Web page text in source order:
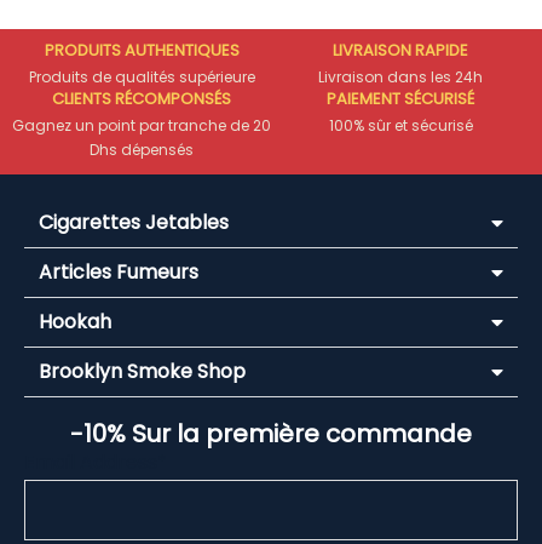
PRODUITS AUTHENTIQUES
Produits de qualités supérieure
LIVRAISON RAPIDE
Livraison dans les 24h
CLIENTS RÉCOMPONSÉS
Gagnez un point par tranche de 20
Dhs dépensés
PAIEMENT SÉCURISÉ
100% sûr et sécurisé
Cigarettes Jetables
Articles Fumeurs
Hookah
Brooklyn Smoke Shop
-10% Sur la première commande